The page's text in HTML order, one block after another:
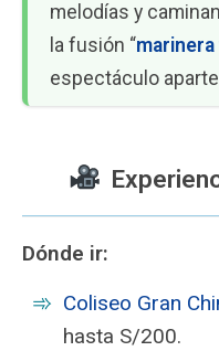
melodías y
la fusión “marinera
espectáculo
Dónde ir:
Coliseo Gran
hasta S/200.